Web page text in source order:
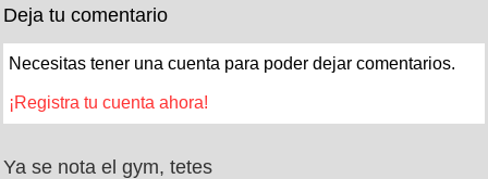
Deja tu comentario
Necesitas tener una cuenta para poder dejar comentarios.
¡Registra tu cuenta ahora!
Ya se nota el gym, tetes